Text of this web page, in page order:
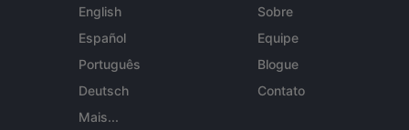
English
Español
Português
Deutsch
Mais...
Sobre
Equipe
Blogue
Contato